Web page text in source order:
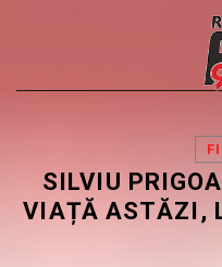
SILVIU
VIAȚĂ ASTĂZI,